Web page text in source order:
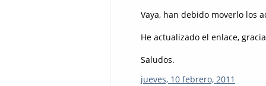
Vaya, han debido moverlo los
He actualizado el enlace,
Saludos.
jueves, 10 febrero, 2011